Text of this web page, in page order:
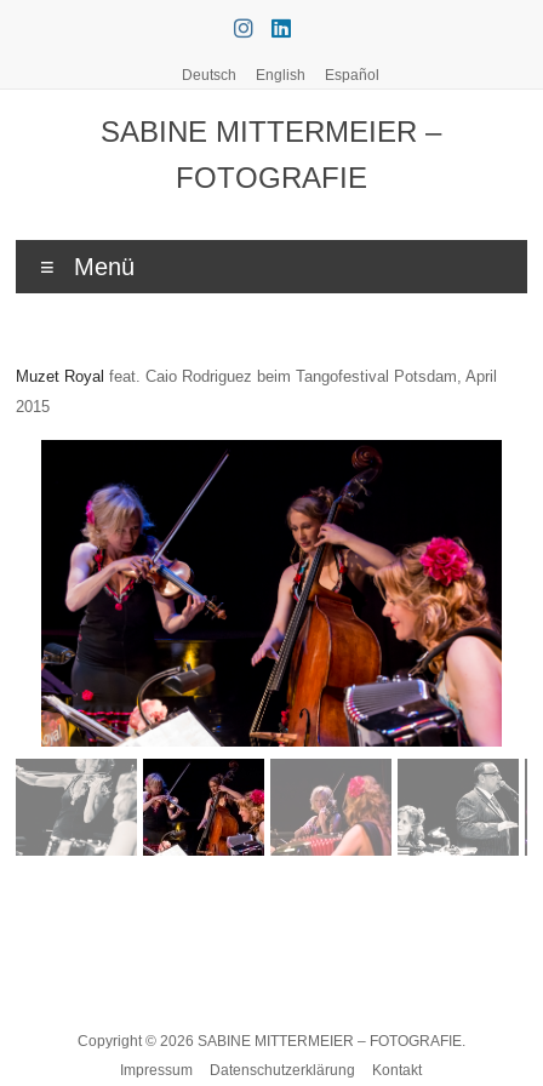
Deutsch English Español
SABINE MITTERMEIER –
FOTOGRAFIE
Menü
Muzet Royal feat. Caio Rodriguez beim Tangofestival Potsdam, April
2015
Copyright © 2026 SABINE MITTERMEIER – FOTOGRAFIE.
Impressum
Datenschutzerklärung Kontakt